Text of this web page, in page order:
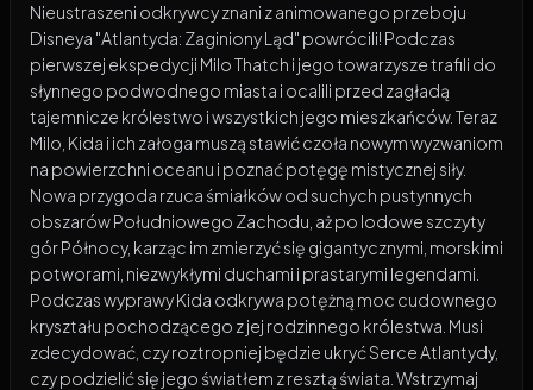
Nieustraszeni odkrywcy znani z animowanego przeboju
Disneya "Atlantyda: Zaginiony Ląd" powrócili! Podczas
pierwszej ekspedycji Milo Thatch i jego towarzysze trafili do
słynnego podwodnego miasta i ocalili przed zagładą
tajemnicze królestwo i wszystkich jego mieszkańców. Teraz
Milo, Kida i ich załoga muszą stawić czoła nowym wyzwaniom
na powierzchni oceanu i poznać potęgę mistycznej siły.
Nowa przygoda rzuca śmiałków od suchych pustynnych
obszarów Południowego Zachodu, aż po lodowe szczyty
gór Północy, karząc im zmierzyć się gigantycznymi, morskimi
potworami, niezwykłymi duchami i prastarymi legendami.
Podczas wyprawy Kida odkrywa potężną moc cudownego
kryształu pochodzącego z jej rodzinnego królestwa. Musi
zdecydować, czy roztropniej będzie ukryć Serce Atlantydy,
czy podzielić się jego światłem z resztą świata. Wstrzymaj